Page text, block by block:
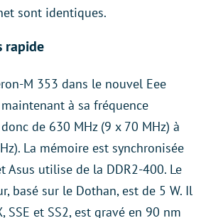
sont identiques.
rapide
M 353 dans le nouvel Eee
à sa fréquence
de 630 MHz (9 x 70 MHz) à
La mémoire est synchronisée
Asus utilise de la DDR2-400. Le
basé sur le Dothan, est de 5 W. Il
SSE et SS2, est gravé en 90 nm